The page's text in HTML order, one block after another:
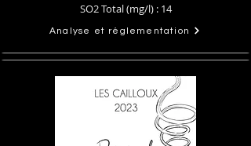
SO2 Total (mg/l) : 14
Analyse et réglementation